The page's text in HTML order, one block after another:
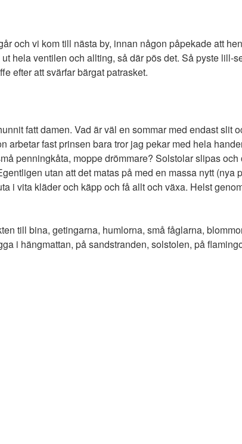
och vi kom till nästa by, innan någon påpekade att
hela ventilen och allting, så där pös det. Så pyste lill-
efter att svärfar bärgat patrasket.
fatt damen. Vad är väl en sommar med endast slit
arbetar fast prinsen bara tror jag pekar med hela
penningkåta, moppe drömmare? Solstolar slipas
utan att det matas på med en massa nytt (nya
i vita kläder och käpp och få allt och växa. Helst
till bina, getingarna, humlorna, små fåglarna,
i hängmattan, på sandstranden, solstolen, på